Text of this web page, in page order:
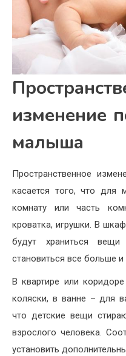
изменение
малыша
Пространственное
касается того, что для
комнату или часть
кроватка, игрушки. В
будут храниться
становиться все больше
В квартире или
коляски, в ванне – для
что детские вещи
взрослого человека.
установить